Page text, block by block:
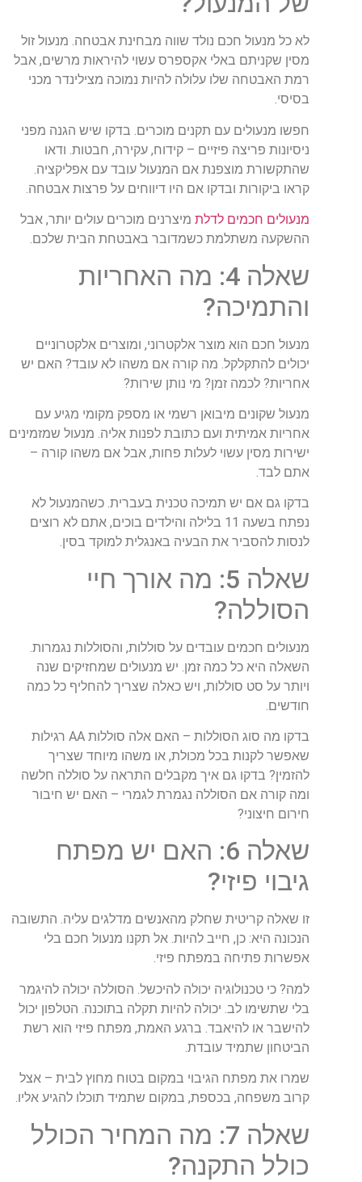
לא כל מנעול חכם נולד שווה מבחינת אבטחה. מנעול זול
מסין שקניתם באלי אקספרס עשוי להיראות מרשים, אבל
רמת האבטחה שלו עלולה להיות נמוכה מצילינדר מכני
בסיסי.
חפשו מנעולים עם תקנים מוכרים. בדקו שיש הגנה מפני
ניסיונות פריצה פיזיים – קידוח, עקירה, חבטות. ודאו
שהתקשורת מוצפנת אם המנעול עובד עם אפליקציה.
קראו ביקורות ובדקו אם היו דיווחים על פרצות אבטחה.
מנעולים חכמים לדלת מיצרנים מוכרים עולים יותר, אבל
ההשקעה משתלמת כשמדובר באבטחת הבית שלכם.
שאלה 4: מה האחריות
והתמיכה?
מנעול חכם הוא מוצר אלקטרוני, ומוצרים אלקטרוניים
יכולים להתקלקל. מה קורה אם משהו לא עובד? האם יש
אחריות? לכמה זמן? מי נותן שירות?
מנעול שקונים מיבואן רשמי או מספק מקומי מגיע עם
אחריות אמיתית ועם כתובת לפנות אליה. מנעול שמזמינים
ישירות מסין עשוי לעלות פחות, אבל אם משהו קורה –
אתם לבד.
בדקו גם אם יש תמיכה טכנית בעברית. כשהמנעול לא
נפתח בשעה 11 בלילה והילדים בוכים, אתם לא רוצים
לנסות להסביר את הבעיה באנגלית למוקד בסין.
שאלה 5: מה אורך חיי
הסוללה?
מנעולים חכמים עובדים על סוללות, והסוללות נגמרות.
השאלה היא כל כמה זמן. יש מנעולים שמחזיקים שנה
ויותר על סט סוללות, ויש כאלה שצריך להחליף כל כמה
חודשים.
בדקו מה סוג הסוללות – האם אלה סוללות AA רגילות
שאפשר לקנות בכל מכולת, או משהו מיוחד שצריך
להזמין? בדקו גם איך מקבלים התראה על סוללה חלשה
ומה קורה אם הסוללה נגמרת לגמרי – האם יש חיבור
חירום חיצוני?
שאלה 6: האם יש מפתח
גיבוי פיזי?
זו שאלה קריטית שחלק מהאנשים מדלגים עליה. התשובה
הנכונה היא: כן, חייב להיות. אל תקנו מנעול חכם בלי
אפשרות פתיחה במפתח פיזי.
למה? כי טכנולוגיה יכולה להיכשל. הסוללה יכולה להיגמר
בלי שתשימו לב. יכולה להיות תקלה בתוכנה. הטלפון יכול
להישבר או להיאבד. ברגע האמת, מפתח פיזי הוא רשת
הביטחון שתמיד עובדת.
שמרו את מפתח הגיבוי במקום בטוח מחוץ לבית – אצל
קרוב משפחה, בכספת, במקום שתמיד תוכלו להגיע אליו.
שאלה 7: מה המחיר הכולל
כולל התקנה?